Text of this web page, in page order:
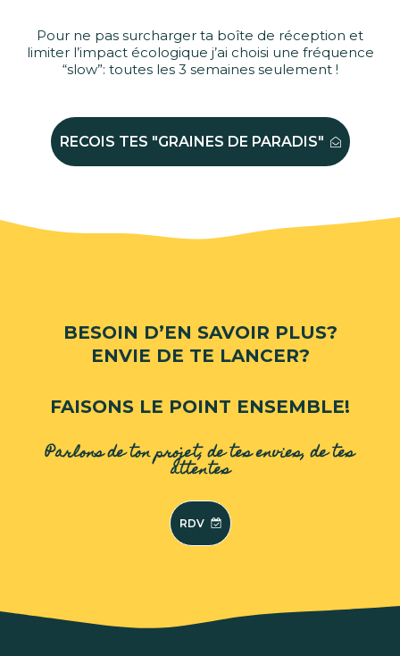
Pour ne pas surcharger ta boîte de réception et
limiter l’impact écologique j’ai choisi une fréquence
“slow”: toutes les 3 semaines seulement !
RECOIS TES "GRAINES DE PARADIS"
BESOIN D’EN SAVOIR PLUS?
ENVIE DE TE LANCER?
FAISONS LE POINT ENSEMBLE!
Parlons de ton projet, de tes envies, de tes
attentes
RDV